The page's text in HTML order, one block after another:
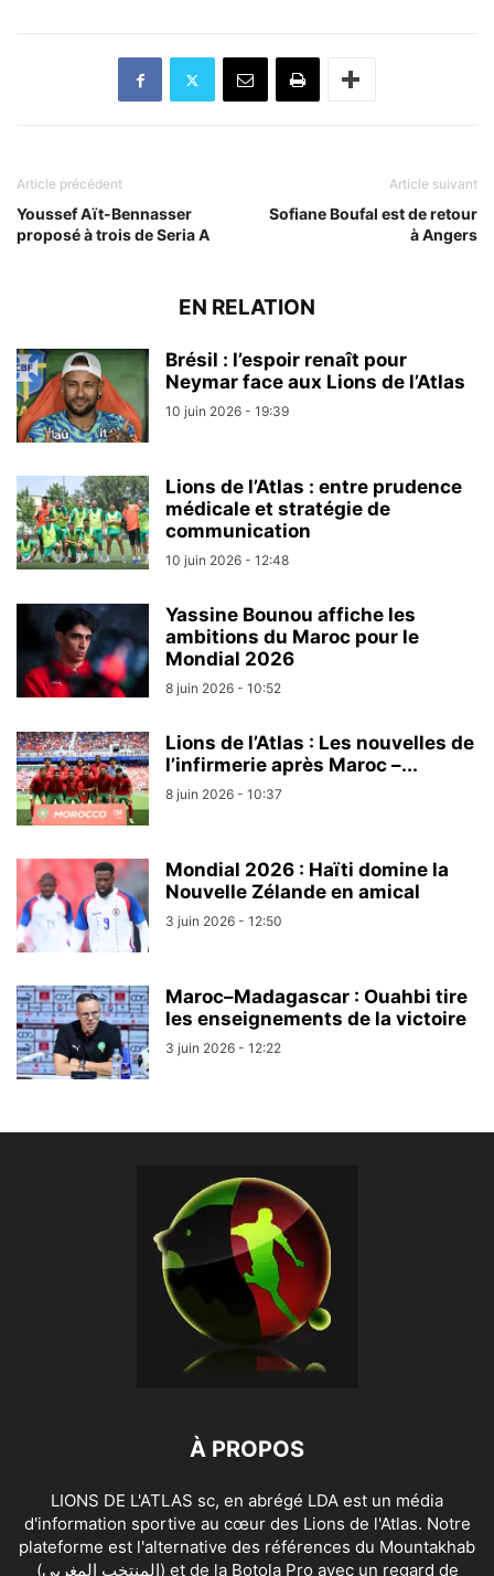
Article précédent
Youssef Aït-Bennasser
proposé à trois de Seria A
Article suivant
Sofiane Boufal est de retour
à Angers
EN RELATION
Brésil : l’espoir renaît pour
Neymar face aux Lions de l’Atlas
10 juin 2026 - 19:39
Lions de l’Atlas : entre prudence
médicale et stratégie de
communication
10 juin 2026 - 12:48
Yassine Bounou affiche les
ambitions du Maroc pour le
Mondial 2026
8 juin 2026 - 10:52
Lions de l’Atlas : Les nouvelles de
l’infirmerie après Maroc –...
8 juin 2026 - 10:37
Mondial 2026 : Haïti domine la
Nouvelle Zélande en amical
3 juin 2026 - 12:50
Maroc–Madagascar : Ouahbi tire
les enseignements de la victoire
3 juin 2026 - 12:22
À PROPOS
LIONS DE L'ATLAS sc, en abrégé LDA est un média
d'information sportive au cœur des Lions de l'Atlas. Notre
plateforme est l'alternative des références du Mountakhab
(المنتخب المغربي) et de la Botola Pro avec un regard de